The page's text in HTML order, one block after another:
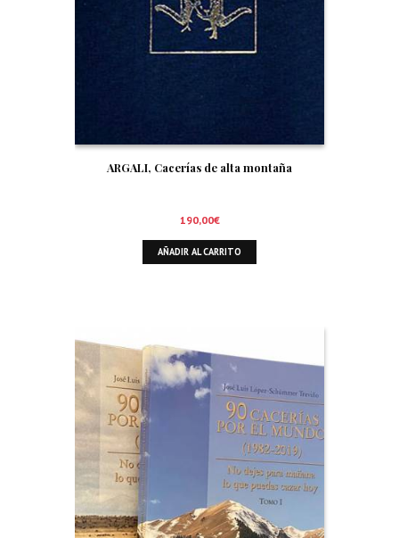
ARGALI, Cacerías de alta montaña
190,00€
AÑADIR AL CARRITO